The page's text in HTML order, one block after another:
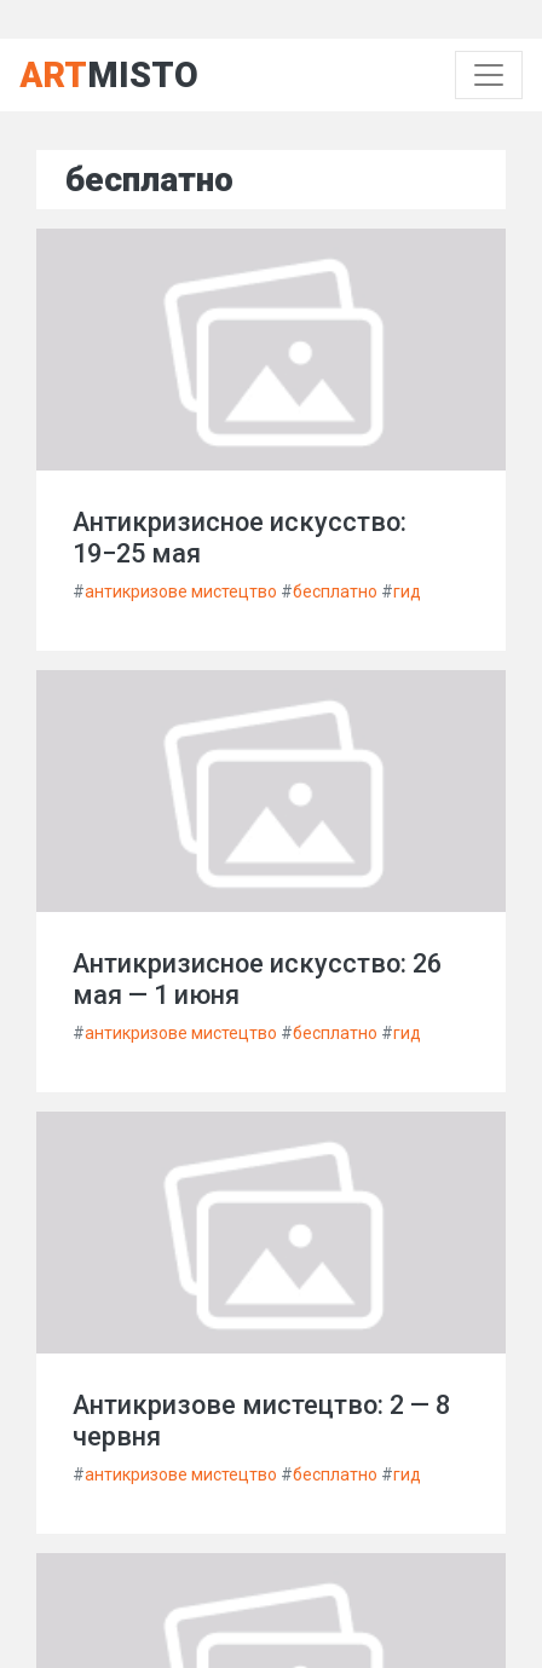
ARTMISTO
бесплатно
Антикризисное искусство:
19−25 мая
#антикризове мистецтво #бесплатно #гид
Антикризисное искусство: 26
мая — 1 июня
#антикризове мистецтво #бесплатно #гид
Антикризове мистецтво: 2 — 8
червня
#антикризове мистецтво #бесплатно #гид